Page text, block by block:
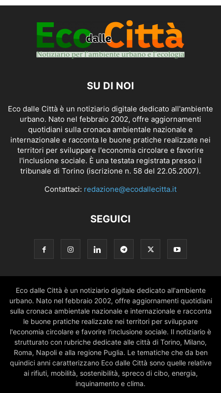
SU DI NOI
Eco dalle Città è un notiziario digitale dedicato all'ambiente
urbano. Nato nel febbraio 2002, offre aggiornamenti
quotidiani sulla cronaca ambientale nazionale e
internazionale e racconta le buone pratiche realizzate nei
territori per sviluppare l'economia circolare e favorire
l'inclusione sociale. È una testata registrata presso il
tribunale di Torino (iscrizione n. 58 del 22.05.2007).
Contattaci: redazione@ecodallecitta.it
SEGUICI
Eco dalle Città è un notiziario digitale dedicato all'ambiente
urbano. Nato nel febbraio 2002, offre aggiornamenti quotidiani
sulla cronaca ambientale nazionale e internazionale e racconta
le buone pratiche realizzate nei territori per sviluppare
l'economia circolare e favorire l'inclusione sociale. Il notiziario è
strutturato con rubriche dedicate alle città di Torino, Milano,
Roma, Napoli e alla regione Puglia. Le tematiche che da ben
quindici anni caratterizzano Eco dalle Città sono quelle relative
ai rifiuti, mobilità, sostenibilità, spreco di cibo, energia,
inquinamento e clima.